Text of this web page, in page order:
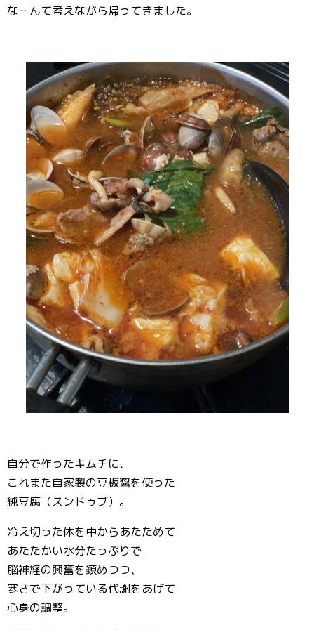
なーんて考えながら帰ってきました。
自分で作ったキムチに、
これまた自家製の豆板醤を使った
純豆腐（スンドゥブ）。
冷え切った体を中からあたためて
あたたかい水分たっぷりで
脳神経の興奮を鎮めつつ、
寒さで下がっている代謝をあげて
心身の調整。